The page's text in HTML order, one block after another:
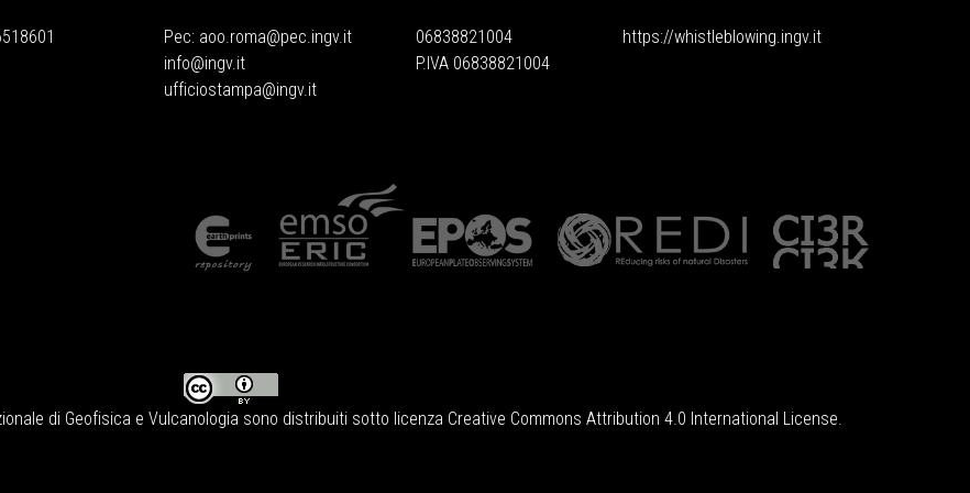
Pec: aoo.roma@pec.ingv.it
info@ingv.it
ufficiostampa@ingv.it
06838821004
P.IVA 06838821004
https://whistleblowing.ingv. it
di Geofisica e Vulcanologia sono distribuiti sotto licenza Creative Commons Attribution 4.0 International License